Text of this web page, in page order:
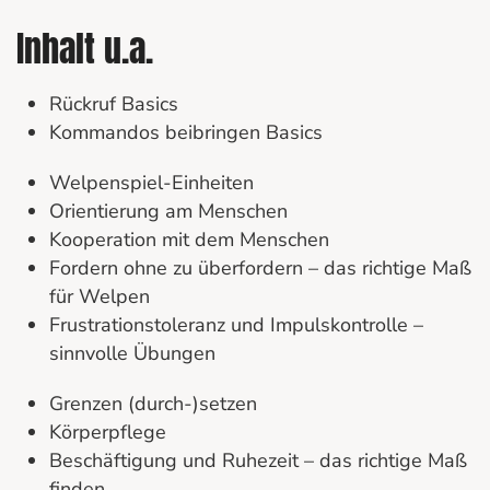
Inhalt u.a.
Rückruf Basics
Kommandos beibringen Basics
Welpenspiel-Einheiten
Orientierung am Menschen
Kooperation mit dem Menschen
Fordern ohne zu überfordern – das richtige Maß
für Welpen
Frustrationstoleranz und Impulskontrolle –
sinnvolle Übungen
Grenzen (durch-)setzen
Körperpflege
Beschäftigung und Ruhezeit – das richtige Maß